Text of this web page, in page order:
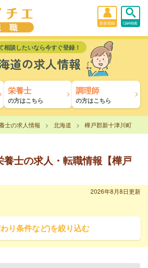
新規登録 Q&A検索
相談したいなら今すぐ登録！
道の求人情報
栄養士
の方はこちら
調理師
の方はこちら
士の求人情報 北海道 樺戸郡新十津川町
士の求人・転職情報【樺戸
2026年8月8日更新
り条件など)を絞り込む